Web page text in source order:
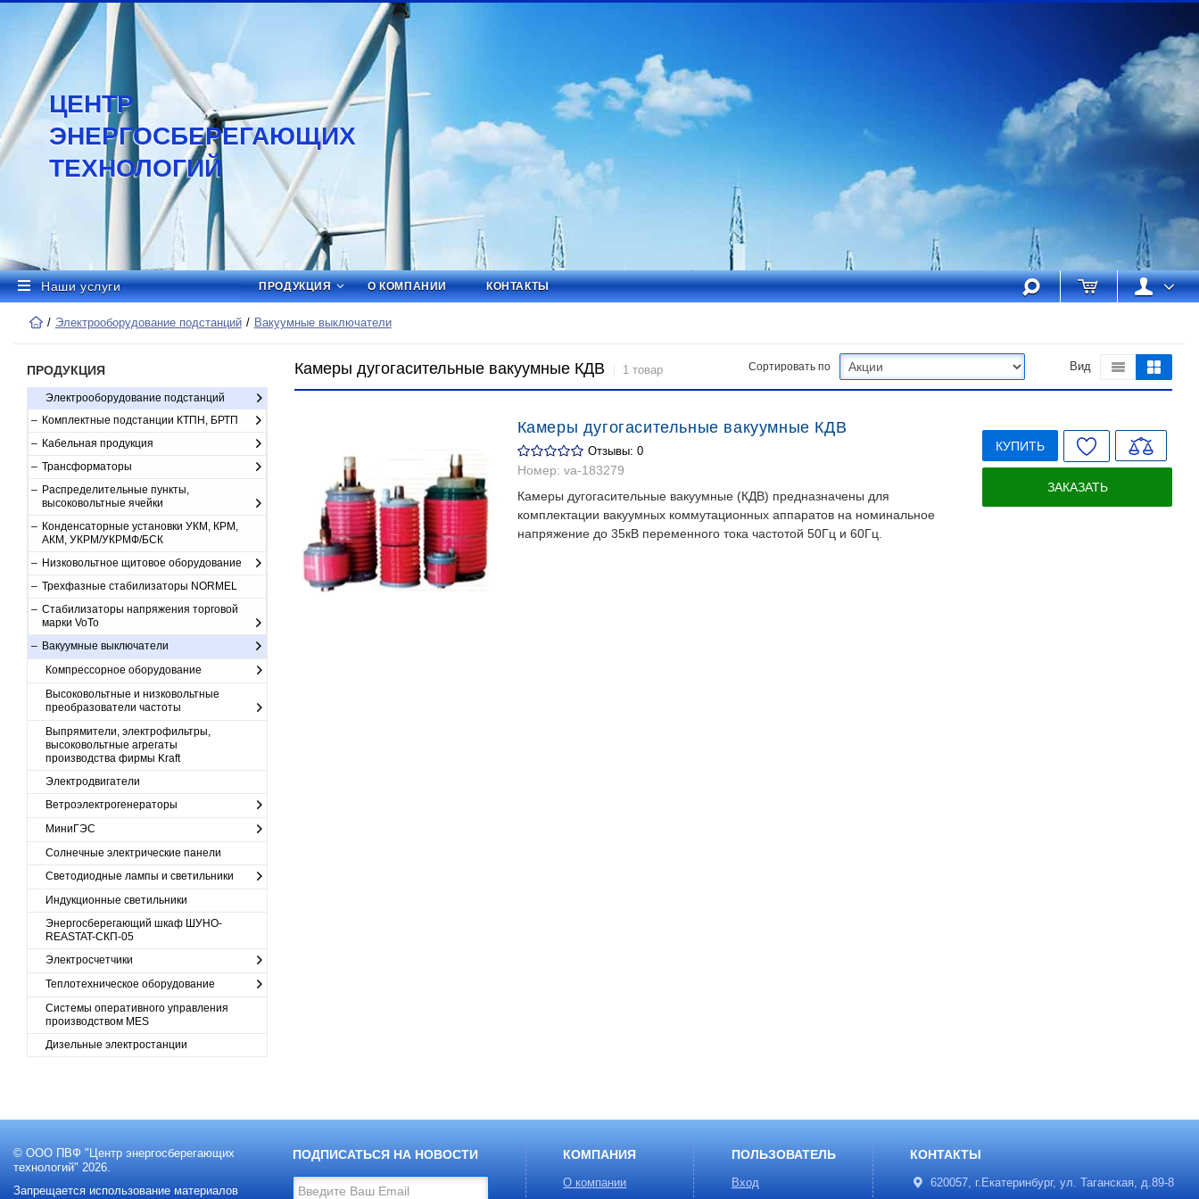
ЦЕНТР
ЭНЕРГОСБЕРЕГАЮЩИХ
ТЕХНОЛОГИЙ
Наши услуги ПРОДУКЦИЯ О КОМПАНИИ КОНТАКТЫ
Электрооборудование подстанций Вакуумные выключатели
ПРОДУКЦИЯ
Электрооборудование подстанций
Комплектные подстанции КТПН, БРТП
Кабельная продукция
Трансформаторы
Распределительные пункты,
высоковольтные ячейки
Конденсаторные установки УКМ, КРМ,
АКМ, УКРМ/УКРМФ/БСК
Низковольтное щитовое оборудование
Трехфазные стабилизаторы NORMEL
Стабилизаторы напряжения торговой
марки VoTo
Вакуумные выключатели
Компрессорное оборудование
Высоковольтные и низковольтные
преобразователи частоты
Выпрямители, электрофильтры,
высоковольтные агрегаты
производства фирмы Kraft
Электродвигатели
Ветроэлектрогенераторы
МиниГЭС
Солнечные электрические панели
Светодиодные лампы и светильники
Индукционные светильники
Энергосберегающий шкаф ШУНО-
REASTAT-СКП-05
Электросчетчики
Теплотехническое оборудование
Cистемы оперативного управления
производством MES
Дизельные электростанции
Камеры дугогасительные вакуумные КДВ 1 товар Сортировать по Вид
Камеры дугогасительные вакуумные КДВ
Отзывы: 0
Номер: va-183279
Камеры дугогасительные вакуумные (КДВ) предназначены для
комплектации вакуумных коммутационных аппаратов на номинальное
напряжение до 35кВ переменного тока частотой 50Гц и 60Гц.
КУПИТЬ
ЗАКАЗАТЬ
© ООО ПВФ "Центр энергосберегающих
технологий" 2026.
Запрещается использование материалов
ПОДПИСАТЬСЯ НА НОВОСТИ КОМПАНИЯ
О компании
ПОЛЬЗОВАТЕЛЬ
Вход
КОНТАКТЫ
620057, г.Екатеринбург, ул. Таганская, д.89-8